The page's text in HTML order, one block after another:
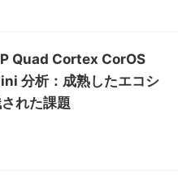
Quad Cortex CorOS
分析：成熟したエコシ
れた課題